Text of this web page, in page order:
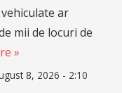
agrement a
în ultimii ani
o